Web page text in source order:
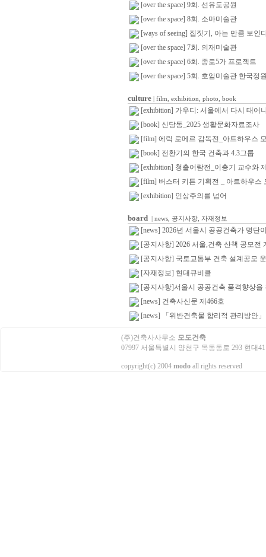
[over the space] 9회. 선유도공원
[over the space] 8회. 소마미술관
[ways of seeing] 집짓기, 아는 만큼 보인
[over the space] 7회. 의재미술관
[over the space] 6회. 종로5가 프로젝트
[over the space] 5회. 호암미술관 한국정
culture film, exhibition, photo, book
[exhibition] 가우디: 서울에서 다시 태어
[book] 신당동_2025 생활문화자료조사
[film] 에릭 로메르 감독전_아트하우스
[book] 전환기의 한국 건축과 4.3그룹
[exhibition] 청출어람전_이충기 교수와
[film] 버스터 키튼 기획전 _ 아트하우스
[exhibition] 인상주의를 넘어
board news, 공지사항, 자재정보
[news] 2026년 서울시 공공건축가 명단
[공지사항] 2026 서울,건축 산책 공모전
[공지사항] 국토교통부 건축 설계공모
[자재정보] 현대큐비클
[공지사항]서울시 공공건축 품격향상을
[news] 건축사신문 제466호
[news] 「위반건축물 합리적 관리방안
(주)건축사사무소 모도건축
07997 서울특별시 양천구 목동동로 293 현대41
copyright(c) 2004 modo all rights reserved